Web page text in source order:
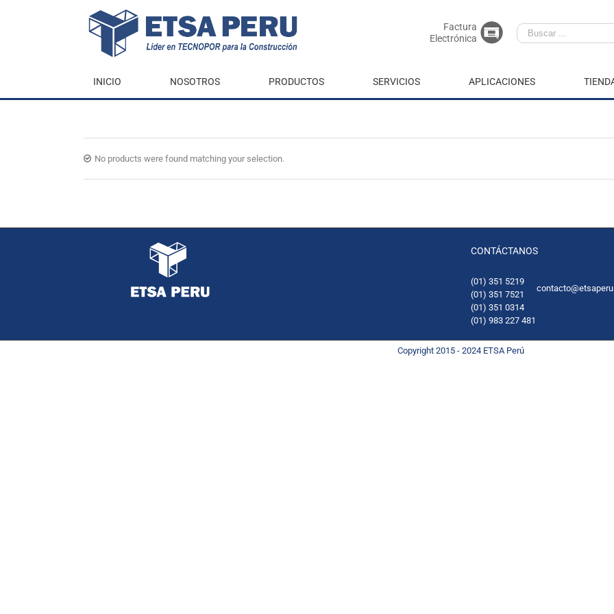
Factura
Electrónica
INICIO NOSOTROS PRODUCTOS SERVICIOS APLICACIONES
No products were found matching your selection.
CONTÁCTANOS
(01) 351 5219
(01) 351 7521
(01) 351 0314
(01) 983 227 481
Copyright 2015 - 2024 ETSA Perú